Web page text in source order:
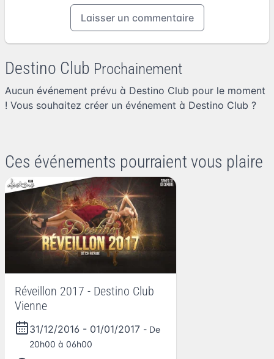
Laisser un commentaire
Destino Club Prochainement
Aucun événement prévu à Destino Club pour le moment
! Vous souhaitez créer un événement à Destino Club ?
Ces événements pourraient vous plaire
Réveillon 2017 - Destino Club
Vienne
31/12/2016 - 01/01/2017 - De
20h00 à 06h00